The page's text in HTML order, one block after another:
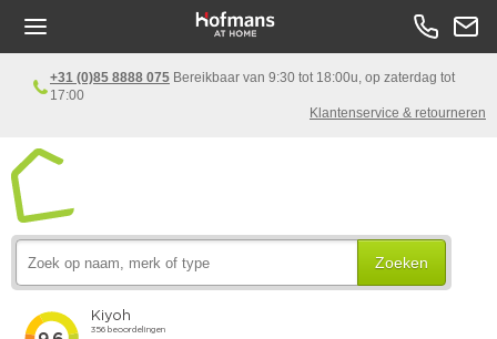
+31 (0)85 8888 075 Bereikbaar van 9:30 tot 18:00u, op zaterdag tot
17:00
Klantenservice & retourneren
Zoeken